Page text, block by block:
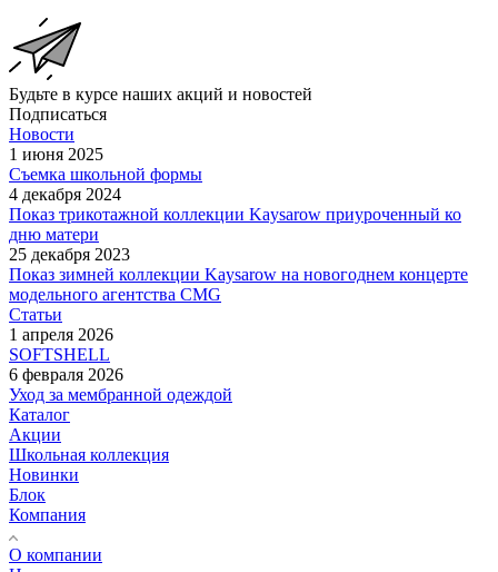
Будьте в курсе наших акций и новостей
Подписаться
Новости
1 июня 2025
Съемка школьной формы
4 декабря 2024
Показ трикотажной коллекции Kaysarow приуроченный ко
дню матери
25 декабря 2023
Показ зимней коллекции Kaysarow на новогоднем концерте
модельного агентства CMG
Статьи
1 апреля 2026
SOFTSHELL
6 февраля 2026
Уход за мембранной одеждой
Каталог
Акции
Школьная коллекция
Новинки
Блок
Компания
О компании